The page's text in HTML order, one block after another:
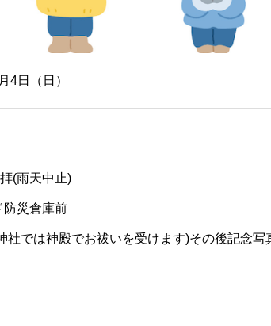
4日（日）
(雨天中止)
災倉庫前
では神殿でお祓いを受けます)その後記念